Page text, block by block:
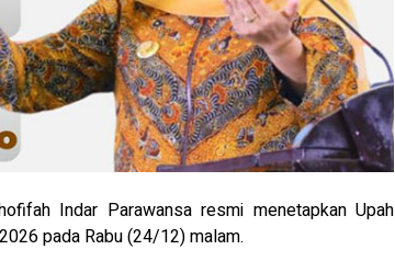
Indar Parawansa resmi menetapkan Upah
pada Rabu (24/12) malam.